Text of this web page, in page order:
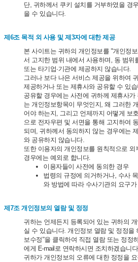
단, 귀하께서 쿠키 설치를 거부하였을 경
을 수 있습니다.
제6조 목적 외 사용 및 제3자에 대한 제공
본 사이트는 귀하의 개인정보를 "개인정
서 고지한 범위 내에서 사용하며, 동 범위
또는 타기업·기관에 제공하지 않습니다.
그러나 보다 나은 서비스 제공을 위하여
제공하거나 또는 제휴사와 공유할 수 있
공유할 경우에는 사전에 귀하께 제휴사
는 개인정보항목이 무엇인지, 왜 그러한
어야 하는지, 그리고 언제까지 어떻게 보
으로 전자우편 및 서면을 통해 고지하여
되며, 귀하께서 동의하지 않는 경우에는
와 공유하지 않습니다.
또한 이용자의 개인정보를 원칙적으로
경우에는 예외로 합니다.
이용자들이 사전에 동의한 경우
법령의 규정에 의거하거나, 수사
와 방법에 따라 수사기관의 요구
제7조 개인정보의 열람 및 정정
귀하는 언제든지 등록되어 있는 귀하의
실 수 있습니다. 개인정보 열람 및 정정을
보수정"을 클릭하여 직접 열람 또는 정정
에게 E-mail로 연락하시면 조치하겠습니
귀하가 개인정보의 오류에 대한 정정을